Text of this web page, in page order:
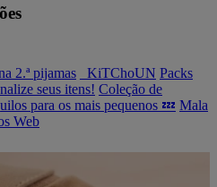
2.ª pijamas _KiTChoUN Packs
seus itens! Coleção de
para os mais pequenos 💤 Mala
Web